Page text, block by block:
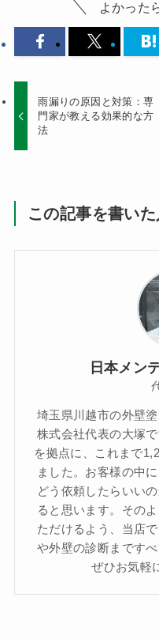
よかった
雨漏りの原因と対策：専
門家が教える効果的な方
法
この記事を書いた
日本メン
埼玉県川越市の外壁
株式会社代表の大塚
を拠点に、これまで
ました。お客様の中
どう依頼したらいい
ると思います。その
ただけるよう、当店
や外壁の診断まです
ぜひお気軽